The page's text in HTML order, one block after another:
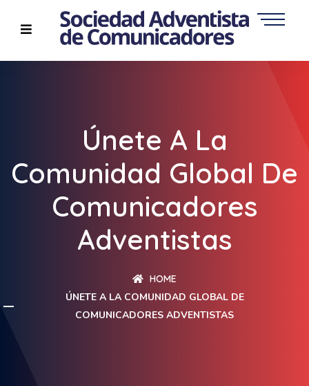
Únete A La
Comunidad Global De
Comunicadores
Adventistas
HOME
ÚNETE A LA COMUNIDAD GLOBAL DE
COMUNICADORES ADVENTISTAS